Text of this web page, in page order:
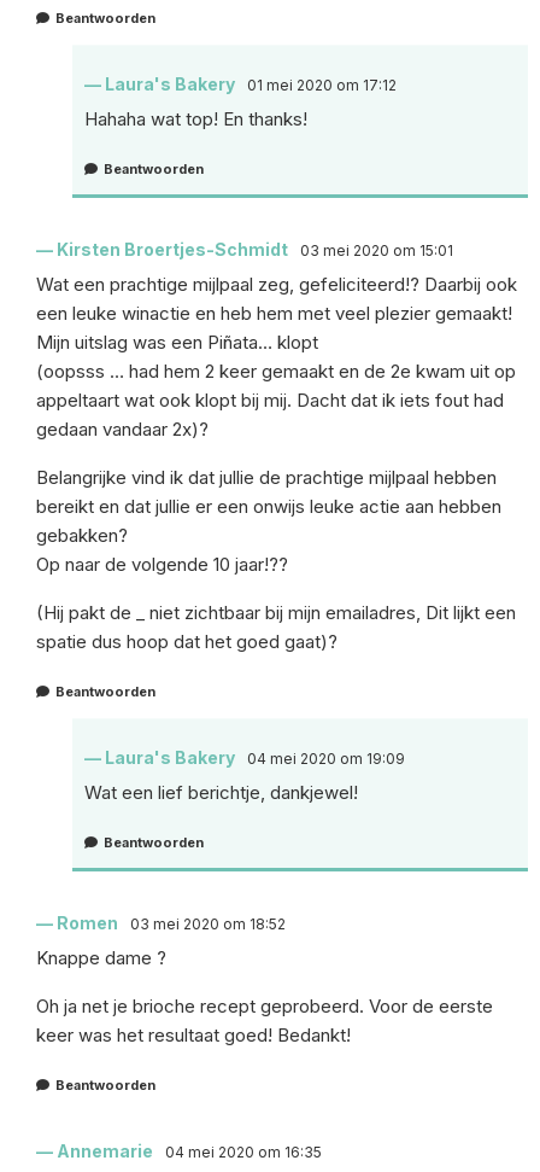
Beantwoorden
Laura's Bakery 01 mei 2020 om 17:12
Hahaha wat top! En thanks!
Beantwoorden
Kirsten Broertjes-Schmidt 03 mei 2020 om 15:01
Wat een prachtige mijlpaal zeg, gefeliciteerd!? Daarbij ook
een leuke winactie en heb hem met veel plezier gemaakt!
Mijn uitslag was een Piñata… klopt
(oopsss … had hem 2 keer gemaakt en de 2e kwam uit op
appeltaart wat ook klopt bij mij. Dacht dat ik iets fout had
gedaan vandaar 2x)?
Belangrijke vind ik dat jullie de prachtige mijlpaal hebben
bereikt en dat jullie er een onwijs leuke actie aan hebben
gebakken?
Op naar de volgende 10 jaar!??
(Hij pakt de _ niet zichtbaar bij mijn emailadres, Dit lijkt een
spatie dus hoop dat het goed gaat)?
Beantwoorden
Laura's Bakery 04 mei 2020 om 19:09
Wat een lief berichtje, dankjewel!
Beantwoorden
Romen 03 mei 2020 om 18:52
Knappe dame ?
Oh ja net je brioche recept geprobeerd. Voor de eerste
keer was het resultaat goed! Bedankt!
Beantwoorden
Annemarie 04 mei 2020 om 16:35